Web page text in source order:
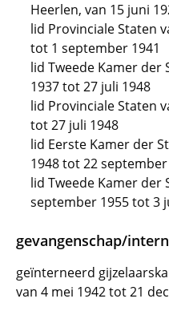
Heerlen, van 15 juni
lid Provinciale Staten
tot 1 september 1941
lid Tweede Kamer der
1937 tot 27 juli 1948
lid Provinciale Staten
tot 27 juli 1948
lid Eerste Kamer der
1948 tot 22
lid Tweede Kamer der
september 1955 tot 3
gevangenschap/
geïnterneerd
van 4 mei 1942 tot 21